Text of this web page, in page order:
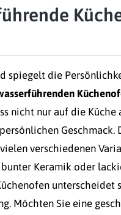
spiegelt die
nicht nur auf die
Geschmack.
verschiedenen
Keramik oder
unterscheidet
Möchten Sie eine